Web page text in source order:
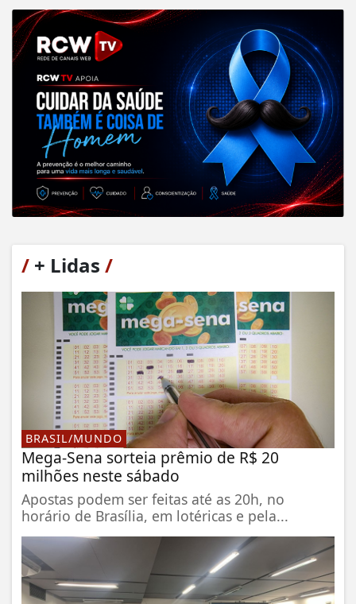
/ + Lidas /
BRASIL/MUNDO
Mega-Sena sorteia prêmio de R$ 20
milhões neste sábado
Apostas podem ser feitas até as 20h, no
horário de Brasília, em lotéricas e pela...